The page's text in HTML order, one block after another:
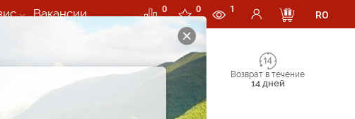
Вакансии 0 0 1
RO
Возврат в течение
14 дней